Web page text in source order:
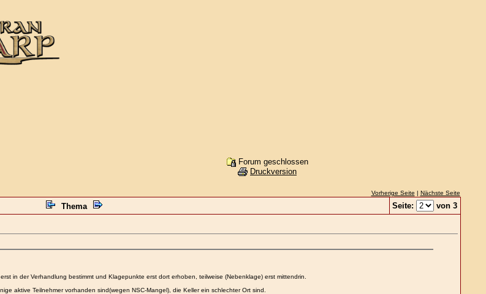
Forum geschlossen
Druckversion
Vorherige Seite | Nächste Seite
Thema Seite:
von 3
in der Verhandlung bestimmt und Klagepunkte erst dort erhoben, teilweise (Nebenklage) erst mittendrin.
aktive Teilnehmer vorhanden sind(wegen NSC-Mangel), die Keller ein schlechter Ort sind.